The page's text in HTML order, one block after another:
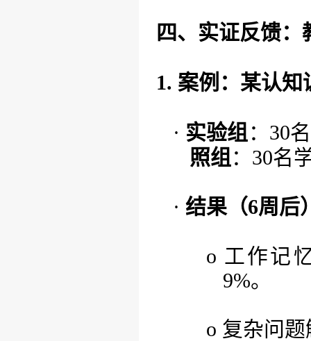
四、实证反馈
1. 案例：某认
· 实验组 ： 30
照组 ： 30名
· 结果（6周后
o 工作记
9%。
o 复杂问